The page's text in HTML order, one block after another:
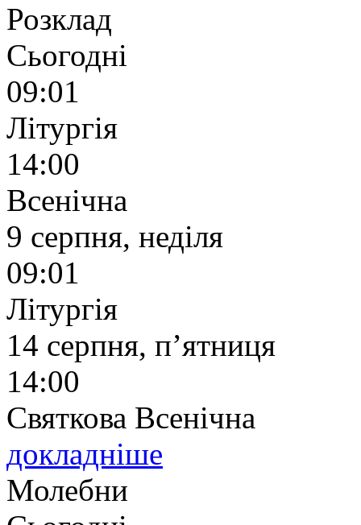
Розклад
Сьогодні
09:01
Літургія
14:00
Всенічна
9 серпня, неділя
09:01
Літургія
14 серпня, п’ятниця
14:00
Святкова Всенічна
докладніше
Молебни